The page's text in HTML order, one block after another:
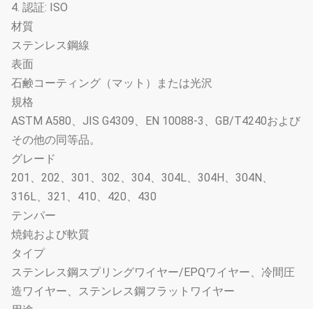
4. 認証: ISO
材質
ステンレス鋼線
表面
石鹸コーティング（マット）または光沢
規格
ASTM A580、JIS G4309、EN 10088-3、GB/T4240および
その他の同等品。
グレード
201、202、301、302、304、304L、304H、304N、
316L、321、410、420、430
テンパー
焼鈍および軟質
タイプ
ステンレス鋼スプリングワイヤー/EPQワイヤー、冷間圧
造ワイヤー、ステンレス鋼フラットワイヤー